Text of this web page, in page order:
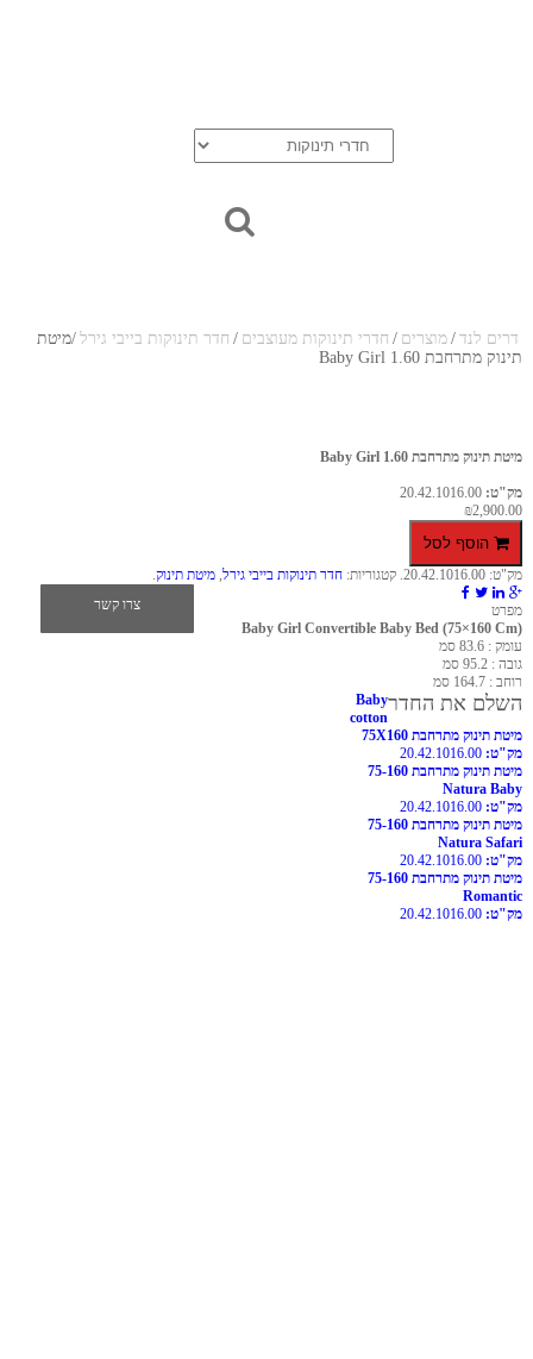
דרים לנד / מוצרים / חדרי תינוקות מעוצבים / חדר תינוקות בייבי גירל /מיטת
תינוק מתרחבת 1.60 Baby Girl
מיטת תינוק מתרחבת 1.60 Baby Girl
מק"ט:
₪2,900.00
הוסף לסל
מק"ט: 20.42.1016.00
. קטגוריות: חדר תינוקות בייבי גירל, מיטת תינוק.
צרו קשר
מפרט
Baby Girl Convertible Baby Bed (75×160 Cm)
עומק : 83.6 סמ
גובה : 95.2 סמ
רוחב : 164.7 סמ
השלם את החדרBaby
cotton
מיטת תינוק מתרחבת 75X160
מק"ט:
מיטת תינוק מתרחבת 75-160
Natura Baby
מק"ט:
מיטת תינוק מתרחבת 75-160
Natura Safari
מק"ט:
מיטת תינוק מתרחבת 75-160
Romantic
מק"ט: